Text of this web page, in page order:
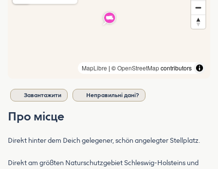
MapLibre | ©OpenStreetMapcontributors
Завантажити Неправильні дані?
Про місце
Direkt hinter dem Deich gelegener, schön angelegter Stellplatz.
Direkt am größten Naturschutzgebiet Schleswig-Holsteins und